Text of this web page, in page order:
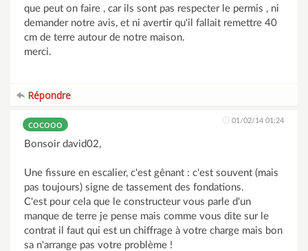
que peut on faire , car ils sont pas respecter le permis , ni
demander notre avis, et ni avertir qu'il fallait remettre 40
cm de terre autour de notre maison.
merci.
Répondre
cocooo 01/02/14 01:24
Bonsoir david02,
Une fissure en escalier, c'est gênant : c'est souvent (mais
pas toujours) signe de tassement des fondations.
C'est pour cela que le constructeur vous parle d'un
manque de terre je pense mais comme vous dite sur le
contrat il faut qui est un chiffrage à votre charge mais bon
sa n'arrange pas votre problème !